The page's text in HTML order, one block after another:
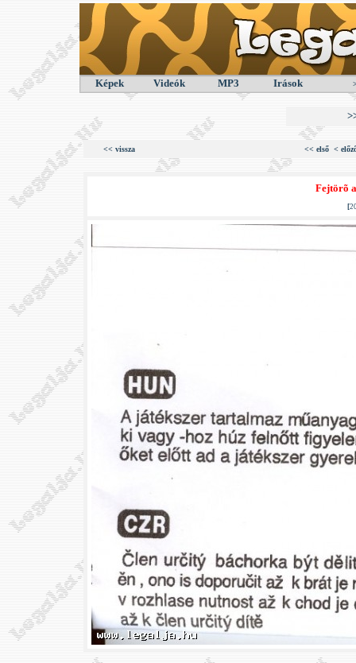
Képek Videók MP3 Irások
<< vissza << első <
Fejtörõ
[